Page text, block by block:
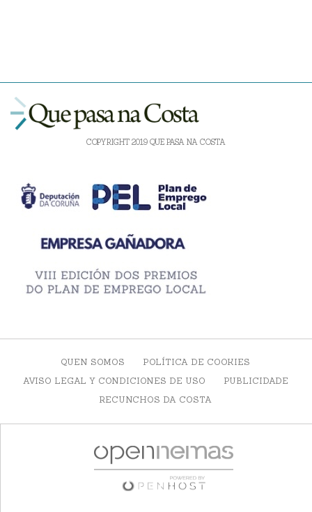
COPYRIGHT 2019 QUE PASA NA COSTA
QUEN SOMOS
POLÍTICA DE COOKIES
AVISO LEGAL Y CONDICIONES DE USO
PUBLICIDADE
RECUNCHOS DA COSTA